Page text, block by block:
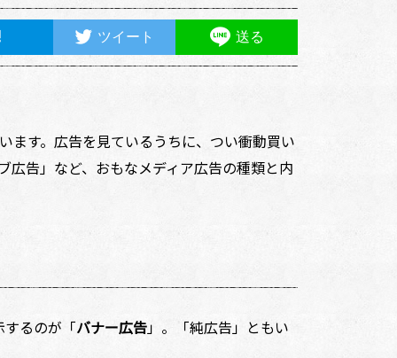
ツイート 送る
ます。広告を見ているうちに、つい衝動買い
広告」など、おもなメディア広告の種類と内
るのが「バナー広告」。「純広告」ともい